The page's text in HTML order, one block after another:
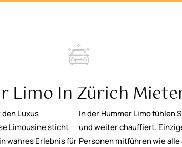
Limo In Zürich
Luxus
Limousine sticht
wahres Erlebnis für
In der Hummer Limo fühlen
und weiter chauffiert.
Personen mitführen wie